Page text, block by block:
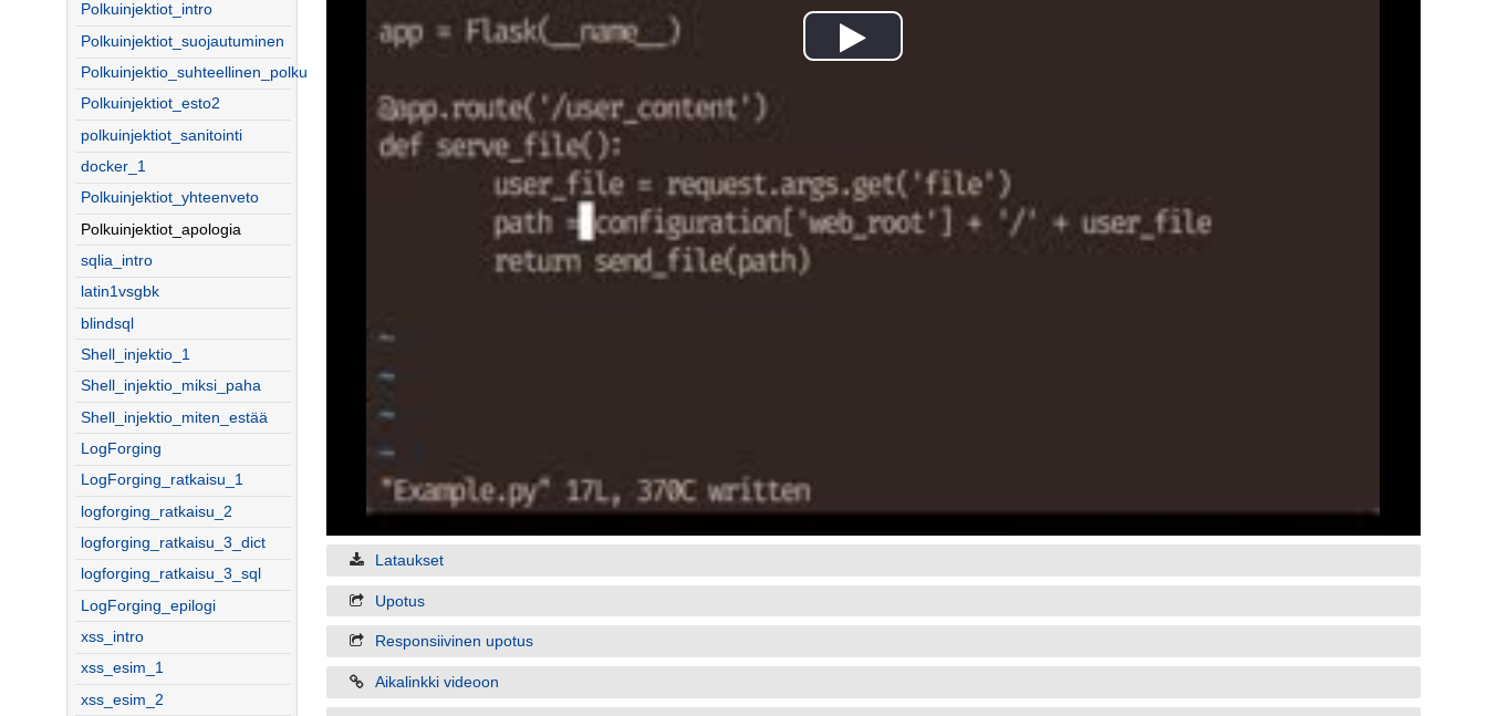
Play
Lataukset
Upotus
Responsiivinen upotus
Aikalinkki videoon
Polkuinjektiot_intro
Polkuinjektiot_suojautuminen
Polkuinjektio_suhteellinen_polku
Polkuinjektiot_esto2
polkuinjektiot_sanitointi
docker_1
Polkuinjektiot_yhteenveto
Polkuinjektiot_apologia
sqlia_intro
latin1vsgbk
blindsql
Shell_injektio_1
Shell_injektio_miksi_paha
Shell_injektio_miten_estää
LogForging
LogForging_ratkaisu_1
logforging_ratkaisu_2
logforging_ratkaisu_3_dict
logforging_ratkaisu_3_sql
LogForging_epilogi
xss_intro
xss_esim_1
xss_esim_2